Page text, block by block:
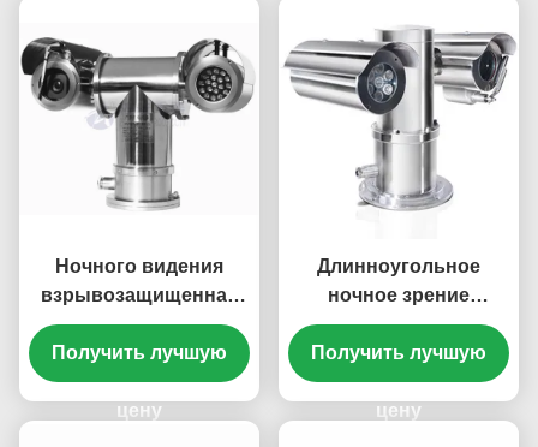
Ночного видения
взрывозащищенная
PTZ лазера 2MP 20X
камера
международного
Получить лучшую
цену
Длинноугольное
ночное зрение
Тяжелое окружение
Взрывостойкая PTZ
камера с лазерными
огнями
Получить лучшую
цену